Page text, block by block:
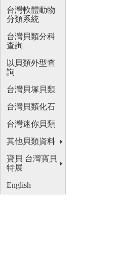
台灣軟體動物
分類系統
台灣貝類分科
查詢
以貝類外型查
詢
台灣貝塚貝類
台灣貝類化石
台灣迷你貝類
其他貝類資料
寶貝 台灣寶貝
特展
English